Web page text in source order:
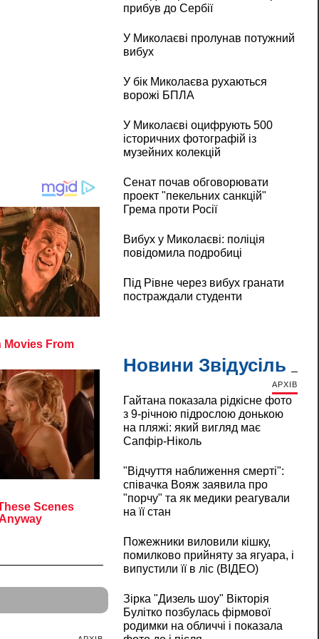
прибув до Сербії
У Миколаєві пролунав потужний
вибух
У бік Миколаєва рухаються
ворожі БПЛА
У Миколаєві оцифрують 500
історичних фотографій із
музейних колекцій
Сенат почав обговорювати
проект "пекельних санкцій"
Грема проти Росії
Вибух у Миколаєві: поліція
повідомила подробиці
Під Рівне через вибух гранати
постраждали студенти
Новини Звідусіль
АРХІВ
Гайтана показала рідкісне фото
з 9-річною підрослою донькою
на пляжі: який вигляд має
Сапфір-Ніколь
"Відчуття наближення смерті":
співачка Вояж заявила про
"порчу" та як медики реагували
на її стан
Пожежники виловили кішку,
помилково прийняту за ягуара, і
випустили її в ліс (ВІДЕО)
Зірка "Дизель шоу" Вікторія
Булітко позбулась фірмової
родимки на обличчі і показала